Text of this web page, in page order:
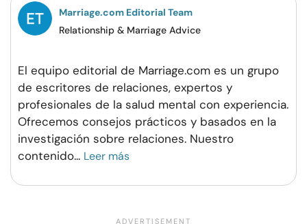
Marriage.com Editorial Team
Relationship & Marriage Advice
El equipo editorial de Marriage.com es un grupo
de escritores de relaciones, expertos y
profesionales de la salud mental con experiencia.
Ofrecemos consejos prácticos y basados en la
investigación sobre relaciones. Nuestro
contenido... Leer más